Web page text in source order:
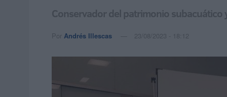
Conservador del patrimonio subacuático
Por Andrés Illescas 23/08/2023 - 18:12